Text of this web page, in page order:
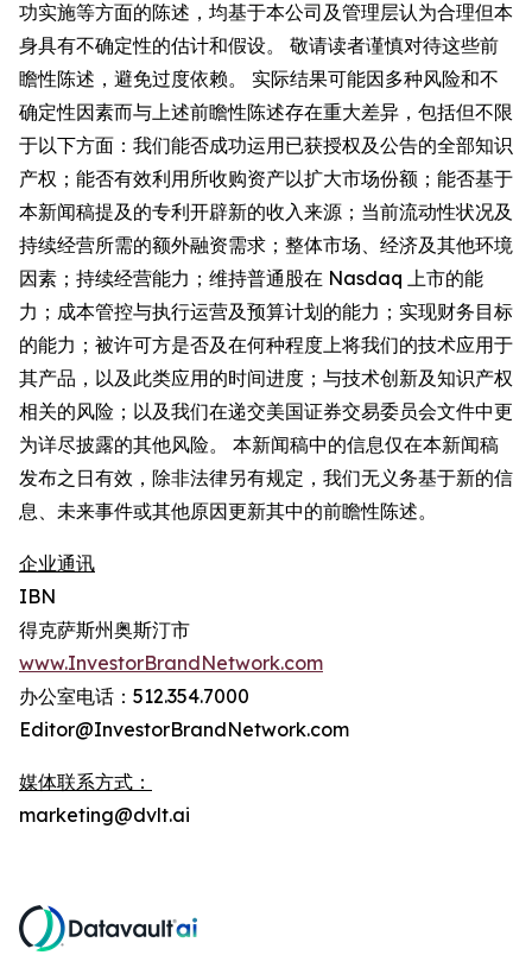
功实施等方面的陈述，均基于本公司及管理层认为合理但本
身具有不确定性的估计和假设。 敬请读者谨慎对待这些前
瞻性陈述，避免过度依赖。 实际结果可能因多种风险和不
确定性因素而与上述前瞻性陈述存在重大差异，包括但不限
于以下方面：我们能否成功运用已获授权及公告的全部知识
产权；能否有效利用所收购资产以扩大市场份额；能否基于
本新闻稿提及的专利开辟新的收入来源；当前流动性状况及
持续经营所需的额外融资需求；整体市场、经济及其他环境
因素；持续经营能力；维持普通股在 Nasdaq 上市的能
力；成本管控与执行运营及预算计划的能力；实现财务目标
的能力；被许可方是否及在何种程度上将我们的技术应用于
其产品，以及此类应用的时间进度；与技术创新及知识产权
相关的风险；以及我们在递交美国证券交易委员会文件中更
为详尽披露的其他风险。 本新闻稿中的信息仅在本新闻稿
发布之日有效，除非法律另有规定，我们无义务基于新的信
息、未来事件或其他原因更新其中的前瞻性陈述。
企业通讯
IBN
得克萨斯州奥斯汀市
www.InvestorBrandNetwork.com
办公室电话：512.354.7000
Editor@InvestorBrandNetwork.com
媒体联系方式：
marketing@dvlt.ai